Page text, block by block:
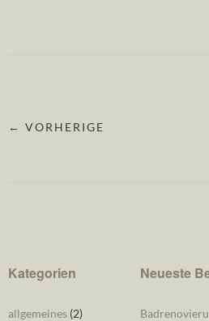
← VORHERIGE
Kategorien
allgemeines (2)
Neueste